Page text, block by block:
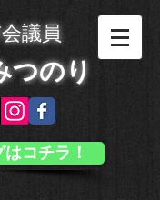
議員
つのり
コチラ！